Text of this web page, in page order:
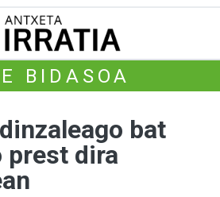
BIDASOA
bat
prest dira